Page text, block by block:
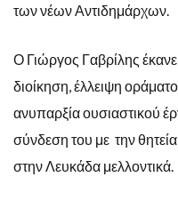
των νέων Αντιδημάρχων.
Ο Γιώργος Γαβρίλης
διοίκηση, έλλειψη
ανυπαρξία ουσιαστικού
σύνδεση του με την
στην Λευκάδα μελλοντικά.